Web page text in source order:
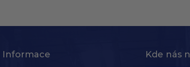
Informace Kde nás